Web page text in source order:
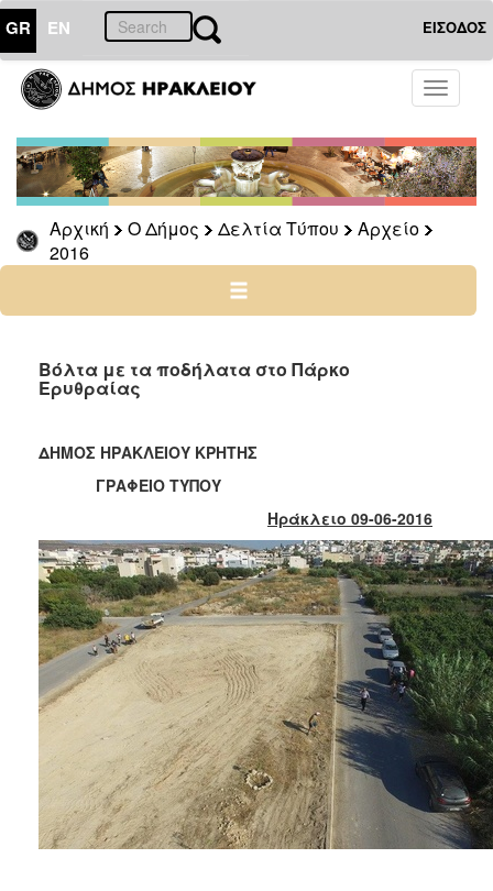
GR EN ΕΙΣΟΔΟΣ
Toggle
Αρχική Ο Δήμος Δελτία Τύπου
Αρχείο
2016
ΔΗΜΟΣ
Δελτία
Τύπου
Αρχείο
2026
2025
2022
2021
2019
2018
2016
2015
2013
2012
2011
2006
Βόλτα με τα ποδήλατα στο Πάρκο
Ερυθραίας
ΔΗΜΟΣ ΗΡΑΚΛΕΙΟΥ ΚΡΗΤΗΣ
ΓΡΑΦΕΙΟ ΤΥΠΟΥ
Ηράκλειο 09-06-2016